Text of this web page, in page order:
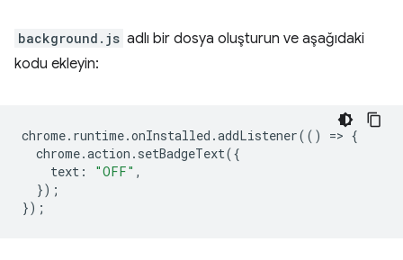
background.js adlı bir dosya oluşturun ve aşağıdaki
kodu ekleyin:
chrome. runtime.onInstalled .addListener(() => {
chrome.action . setBadgeText({
text : "OFF" ,
});
});